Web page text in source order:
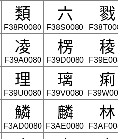
類
F38R0080
六
F38S0080
戮
凌
F39A0080
楞
F39D0080
稜
理
F39U0080
璃
F39V0080
痢
鱗
F3AD0080
麟
F3AE0080
林